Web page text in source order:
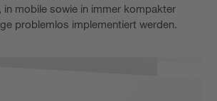
in mobile sowie in immer kompakter
problemlos implementiert werden.